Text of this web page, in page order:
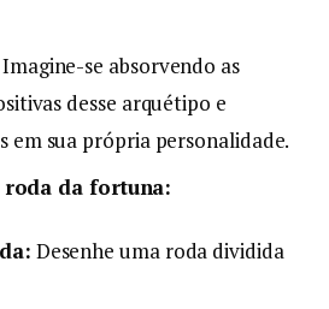
Imagine-se absorvendo as
desse arquétipo e
em sua própria personalidade.
da fortuna:
Desenhe uma roda dividida